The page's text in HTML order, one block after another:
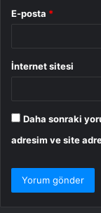
E-posta *
İnternet sitesi
Daha sonraki
adresim ve site